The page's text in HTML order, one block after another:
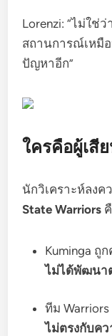
Lorenzi: “ไม่ใช่
สถานการณ์เหมื
ปัญหาอีก”
ใครคือผู้เสี
นักวิเคราะห์ลงค
State Warriors
Kuminga ถู
ไม่ได้พัฒนา
ทีม
ไม่ตรงกับค